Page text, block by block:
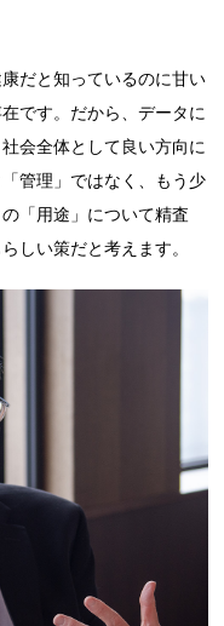
だと知っているのに甘い
です。だから、データに
会全体として良い方向に
管理」ではなく、もう少
「用途」について精査
しい策だと考えます。